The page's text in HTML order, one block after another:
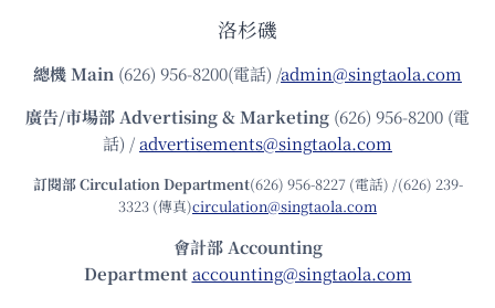
洛杉磯
總機Main (626) 956-8200(電話) /admin@singtaola.com
廣告/市場部Advertising & Marketing (626) 956-8200 (電
話) /advertisements@singtaola.com
訂閱部 Circulation Department(626) 956-8227 (電話) /(626) 239-
3323 (傳真)circulation@singtaola.com
會計部 Accounting
Department accounting@singtaola.com